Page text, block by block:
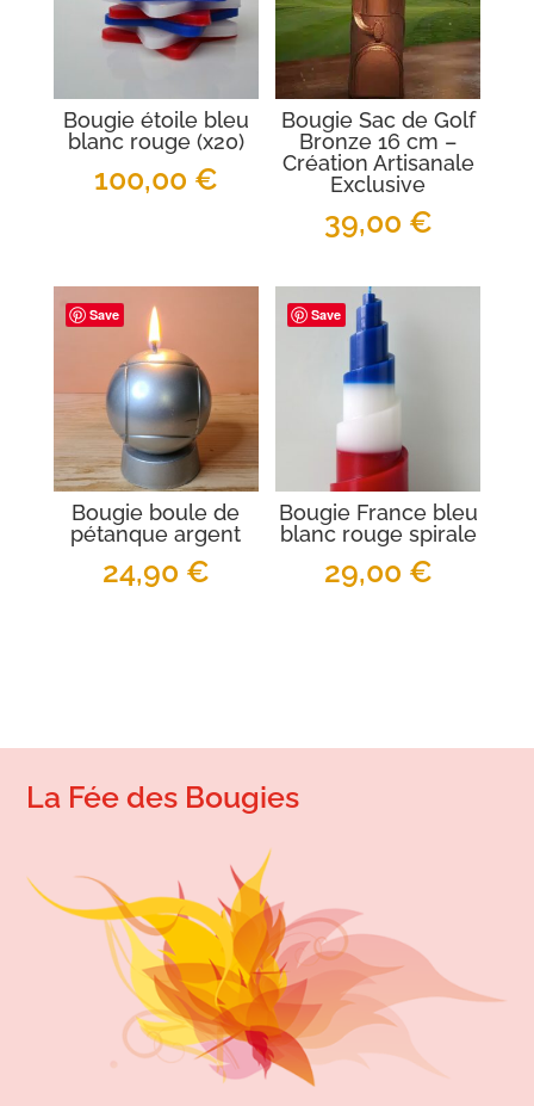
Bougie étoile bleu
blanc rouge (x20)
100,00 €
Bougie Sac de Golf
Bronze 16 cm –
Création Artisanale
Exclusive
39,00 €
Save
Bougie boule de
pétanque argent
24,90 €
Save
Bougie France bleu
blanc rouge spirale
29,00 €
La Fée des Bougies